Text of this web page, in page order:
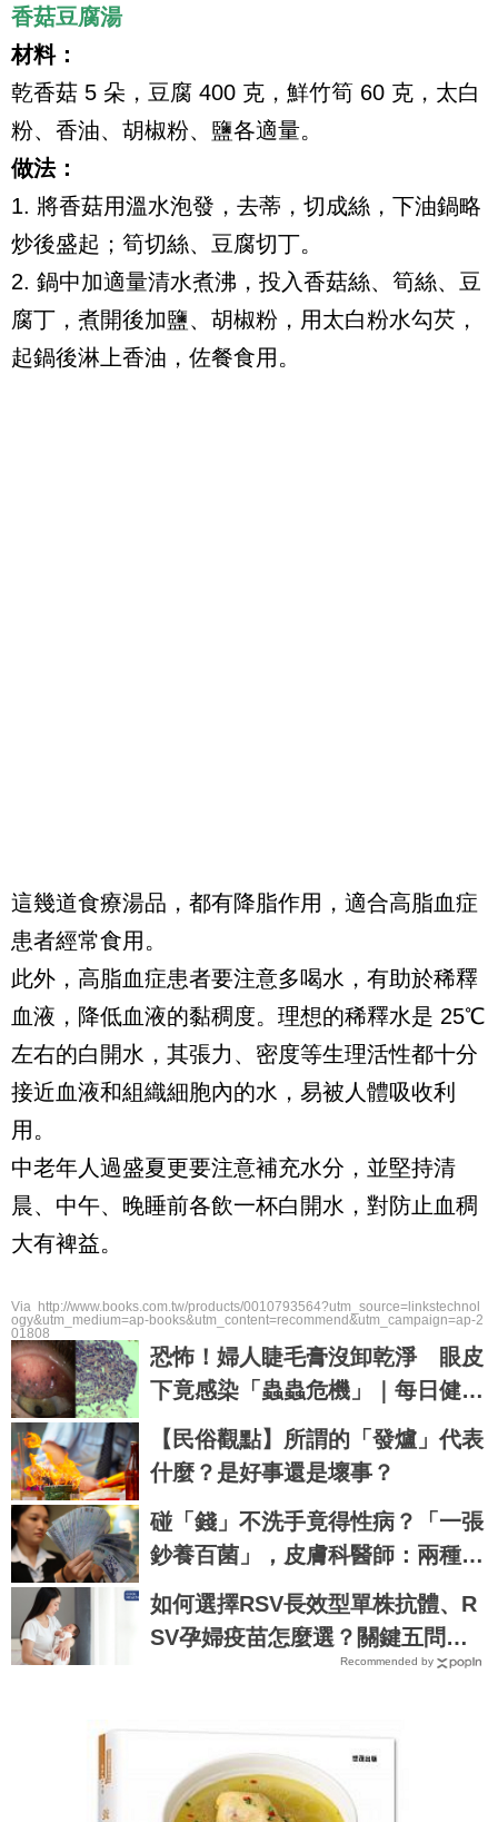
香菇豆腐湯
材料：
乾香菇 5 朵，豆腐 400 克，鮮竹筍 60 克，太白
粉、香油、胡椒粉、鹽各適量。
做法：
1. 將香菇用溫水泡發，去蒂，切成絲，下油鍋略
炒後盛起；筍切絲、豆腐切丁。
2. 鍋中加適量清水煮沸，投入香菇絲、筍絲、豆
腐丁，煮開後加鹽、胡椒粉，用太白粉水勾芡，
起鍋後淋上香油，佐餐食用。
這幾道食療湯品，都有降脂作用，適合高脂血症
患者經常食用。
此外，高脂血症患者要注意多喝水，有助於稀釋
血液，降低血液的黏稠度。理想的稀釋水是 25℃
左右的白開水，其張力、密度等生理活性都十分
接近血液和組織細胞內的水，易被人體吸收利
用。
中老年人過盛夏更要注意補充水分，並堅持清
晨、中午、晚睡前各飲一杯白開水，對防止血稠
大有裨益。
Via http://www.books.com.tw/products/0010793564?utm_source=linkstechnol
ogy&utm_medium=ap-books&utm_content=recommend&utm_campaign=ap-2
01808
恐怖！婦人睫毛膏沒卸乾淨 眼皮
下竟感染「蟲蟲危機」｜每日健康
Health
【民俗觀點】所謂的「發爐」代表
什麼？是好事還是壞事？
碰「錢」不洗手竟得性病？「一張
鈔養百菌」，皮膚科醫師：兩種族
群最危險！｜每日健康Health
如何選擇RSV長效型單株抗體、R
SV孕婦疫苗怎麼選？關鍵五問緩
Recommended by